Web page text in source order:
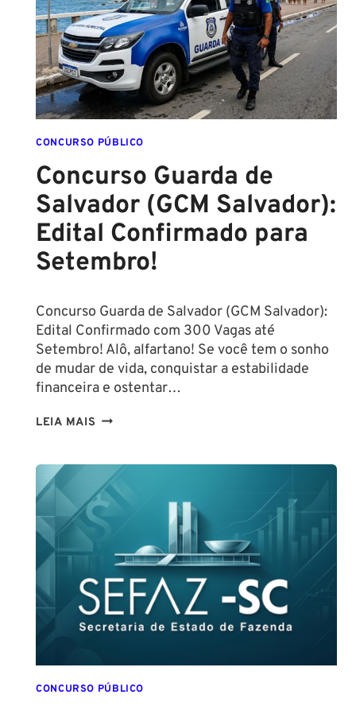
FORMADO
EM
DIREITO
CONCURSO PÚBLICO
Concurso Guarda de
Salvador (GCM Salvador):
Edital Confirmado para
Setembro!
Concurso Guarda de Salvador (GCM Salvador):
Edital Confirmado com 300 Vagas até
Setembro! Alô, alfartano! Se você tem o sonho
de mudar de vida, conquistar a estabilidade
financeira e ostentar…
LEIA MAIS CONCURSO
SALVADOR
(GCM
SALVADOR):
CONFIRMADO
PARA
SETEMBRO!
CONCURSO PÚBLICO